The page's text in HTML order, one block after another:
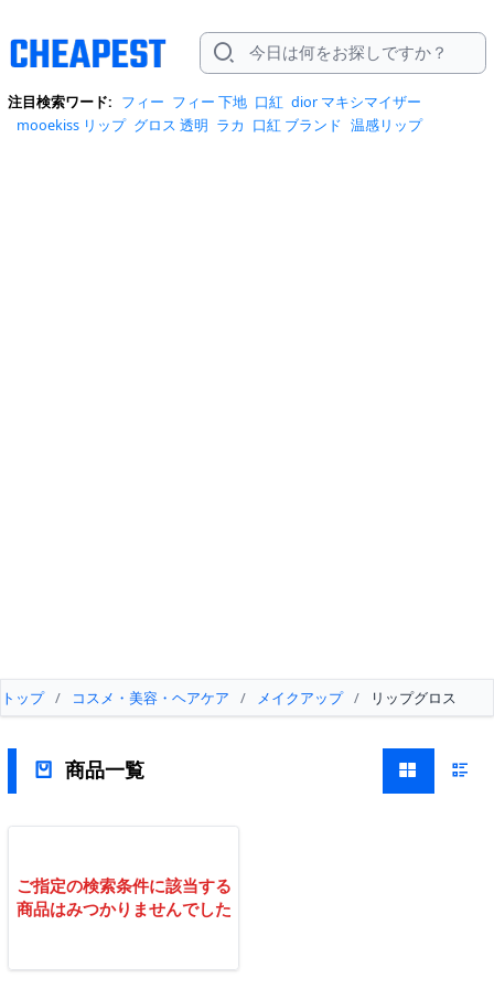
注目検索ワード: フィー フィー 下地 口紅 dior マキシマイザー
mooekiss リップ グロス 透明 ラカ 口紅 ブランド 温感リップ
トップ / コスメ・美容・ヘアケア / メイクアップ / リップグロス
商品一覧
ご指定の検索条件に該当する
商品はみつかりませんでした